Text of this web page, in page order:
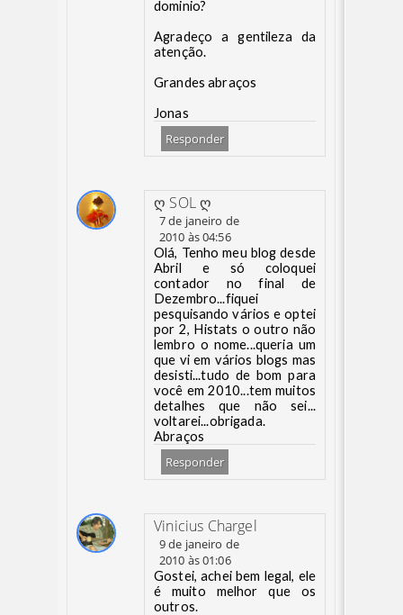
dominio?
Agradeço a gentileza da
atenção.
Grandes abraços
Jonas
Responder
ღ SOL ღ
7 de janeiro de
2010 às 04:56
Olá, Tenho meu blog desde
Abril e só coloquei
contador no final de
Dezembro...fiquei
pesquisando vários e optei
por 2, Histats o outro não
lembro o nome...queria um
que vi em vários blogs mas
desisti...tudo de bom para
você em 2010...tem muitos
detalhes que não sei...
voltarei...obrigada.
Abraços
Responder
Vinicius Chargel
9 de janeiro de
2010 às 01:06
Gostei, achei bem legal, ele
é muito melhor que os
outros.